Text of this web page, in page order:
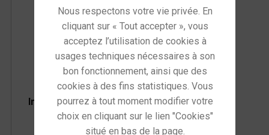
Inidiana Line Tesi 5
Enceinte colonne
la paire